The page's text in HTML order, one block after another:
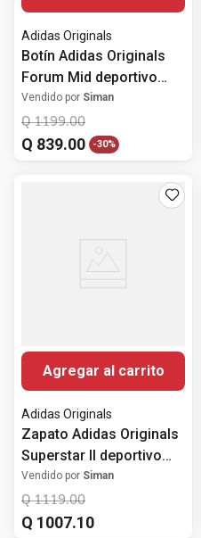
Adidas Originals
Botín Adidas Originals
Forum Mid deportivo
casual blanco para
hombre
Vendido por Siman
Q 1199.00
Q 839.00 -30%
Agregar al carrito
Adidas Originals
Zapato Adidas Originals
Superstar II deportivo
casual blanco para
hombre
Vendido por Siman
Q 1119.00
Q 1007.10